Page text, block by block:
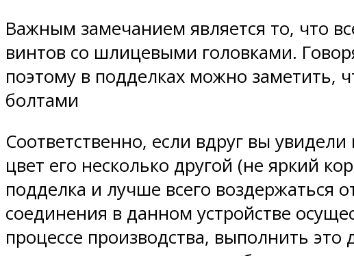
Важным замечанием является то, что
винтов со шлицевыми головками.
поэтому в подделках можно
болтами
Соответственно, если вдруг вы
цвет его несколько другой (не яркий
подделка и лучше всего воздержаться
соединения в данном устройстве
процессе производства, выполнить